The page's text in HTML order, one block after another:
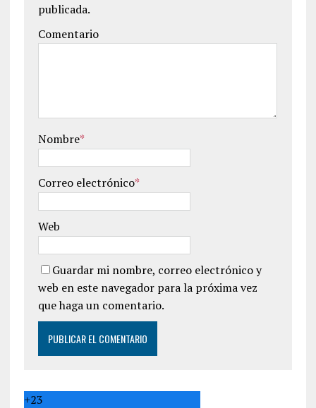
publicada.
Comentario
Nombre*
Correo electrónico*
Web
Guardar mi nombre, correo electrónico y
web en este navegador para la próxima vez
que haga un comentario.
+23